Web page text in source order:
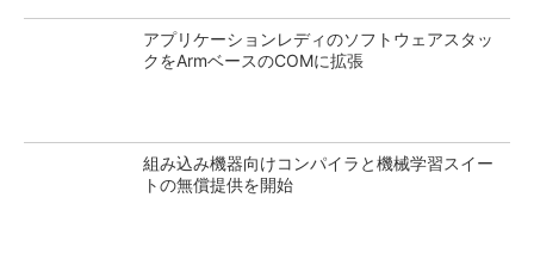
アプリケーションレディのソフトウェアスタッ
クをArmベースのCOMに拡張
組み込み機器向けコンパイラと機械学習スイー
トの無償提供を開始